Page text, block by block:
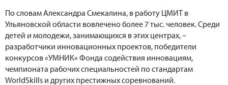
По словам Александра Смекалина, в работу ЦМИТ в
Ульяновской области вовлечено более 7 тыс. человек. Среди
детей и молодежи, занимающихся в этих центрах, –
разработчики инновационных проектов, победители
конкурсов «УМНИК» Фонда содействия инновациям,
чемпионата рабочих специальностей по стандартам
WorldSkills и других престижных соревнований.